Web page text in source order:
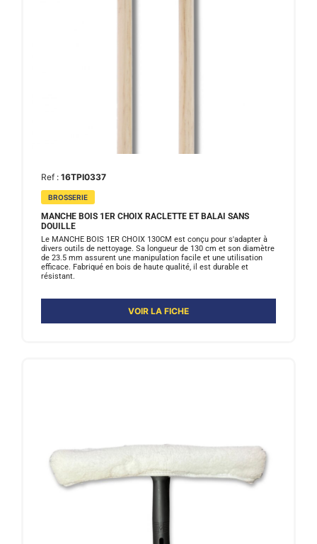
Ref : 16TPI0337
BROSSERIE
MANCHE BOIS 1ER CHOIX RACLETTE ET BALAI SANS
DOUILLE
Le MANCHE BOIS 1ER CHOIX 130CM est conçu pour s'adapter à
divers outils de nettoyage. Sa longueur de 130 cm et son diamètre
de 23.5 mm assurent une manipulation facile et une utilisation
efficace. Fabriqué en bois de haute qualité, il est durable et
résistant.
VOIR LA FICHE